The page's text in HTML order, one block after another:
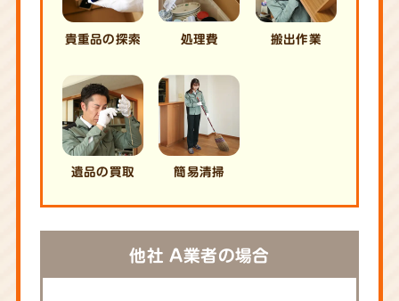
貴重品の探索 処理費 搬出作業
遺品の買取 簡易清掃
他社 A業者の場合